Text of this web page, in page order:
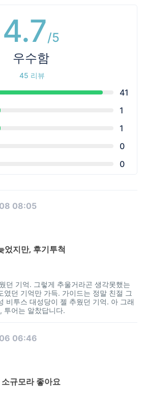
4.7/5
우수함
45 리뷰
41
1
1
0
0
08:05
었지만, 후기투척
던 기억. 그렇게 추울거라곤 생각못했는
였던 기억만 가득. 가이드는 정말 친절 그
비투스 대성당이 젤 추웠던 기억. 아 그래
투어는 알찼답니다.
06:46
소규모라 좋아요